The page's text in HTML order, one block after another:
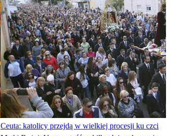
Ceuta: katolicy przejdą w wielkiej procesji ku czci